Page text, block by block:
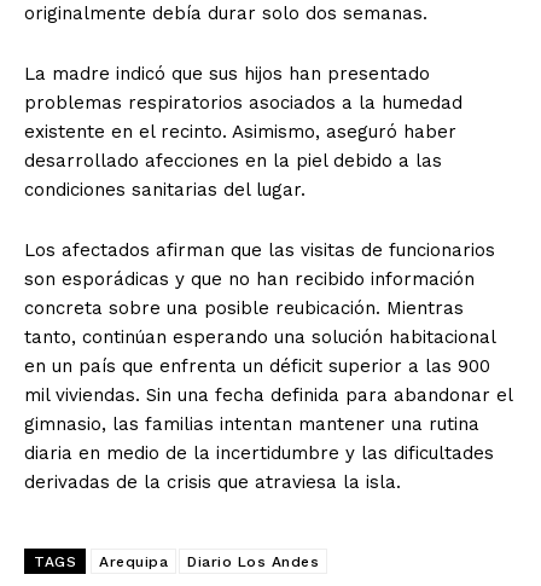
originalmente debía durar solo dos semanas.
La madre indicó que sus hijos han presentado
problemas respiratorios asociados a la humedad
existente en el recinto. Asimismo, aseguró haber
desarrollado afecciones en la piel debido a las
condiciones sanitarias del lugar.
Los afectados afirman que las visitas de funcionarios
son esporádicas y que no han recibido información
concreta sobre una posible reubicación. Mientras
tanto, continúan esperando una solución habitacional
en un país que enfrenta un déficit superior a las 900
mil viviendas. Sin una fecha definida para abandonar el
gimnasio, las familias intentan mantener una rutina
diaria en medio de la incertidumbre y las dificultades
derivadas de la crisis que atraviesa la isla.
TAGS Arequipa Diario Los Andes